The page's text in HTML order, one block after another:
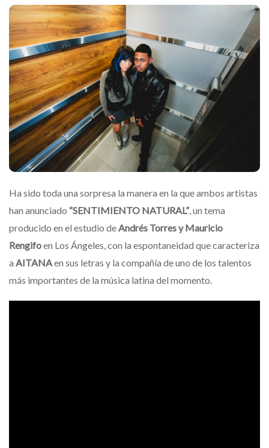
Ha sido toda una sorpresa la manera en la que ambos artistas
han anunciado “SENTIMIENTO NATURAL”, un tema
producido en el estudio deAndrés Torres y Mauricio
Rengifoen Los Ángeles, con la espontaneidad que caracteriza
a AITANAen sus letras y la compañía de uno de los talentos
más importantes de la música latina del momento.